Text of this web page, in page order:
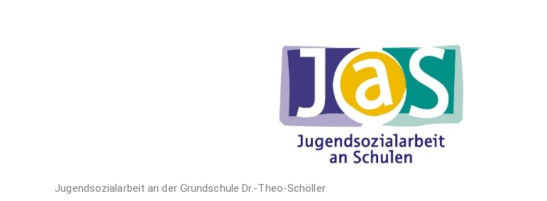
Jugendsozialarbeit an der Grundschule Dr.-Theo-Schöller